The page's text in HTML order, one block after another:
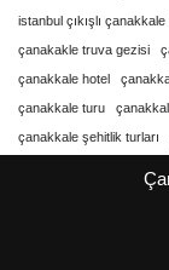
istanbul çıkışlı
çanakakle truva gezisi
çanakkale hotel
çanakkale turu
çanakkale şehitlik turları